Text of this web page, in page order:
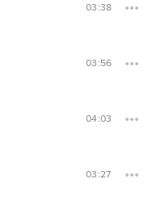
03:38
03:56
04:03
03:27